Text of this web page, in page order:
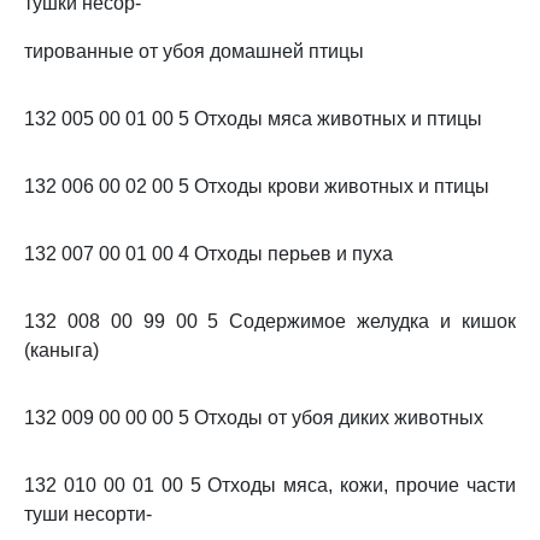
тированные от убоя домашней птицы
132 005 00 01 00 5 Отходы мяса животных и птицы
132 006 00 02 00 5 Отходы крови животных и птицы
132 007 00 01 00 4 Отходы перьев и пуха
132 008 00 99 00 5 Содержимое желудка и кишок
(каныга)
132 009 00 00 00 5 Отходы от убоя диких животных
132 010 00 01 00 5 Отходы мяса, кожи, прочие части
туши несорти-